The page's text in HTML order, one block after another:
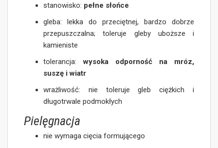
stanowisko: pełne słońce
gleba: lekka do przeciętnej, bardzo dobrze
przepuszczalna; toleruje gleby uboższe i
kamieniste
tolerancja:wysoka odporność na mróz,
suszę i wiatr
wrażliwość: nie toleruje gleb ciężkich i
długotrwale podmokłych
Pielęgnacja
nie wymaga cięcia formującego